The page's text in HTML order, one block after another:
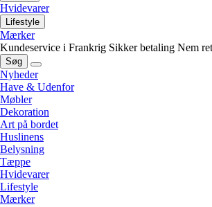
Hvidevarer
Lifestyle
Mærker
Kundeservice i Frankrig Sikker betaling Nem
Søg
Nyheder
Have & Udenfor
Møbler
Dekoration
Art på bordet
Huslinens
Belysning
Tæppe
Hvidevarer
Lifestyle
Mærker